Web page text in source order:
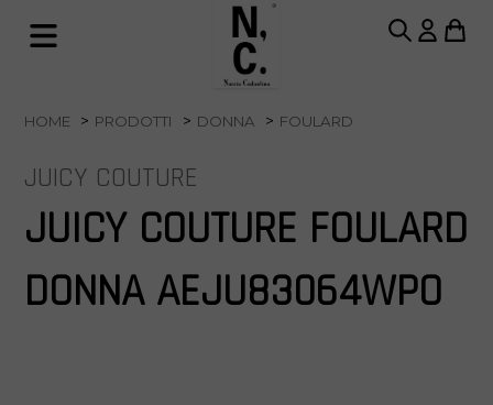
HOME PRODOTTI DONNA FOULARD
JUICY COUTURE
JUICY COUTURE FOULARD
DONNA AEJU83064WPO